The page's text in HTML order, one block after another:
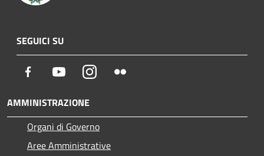
SEGUICI SU
Facebook YoutubeInstagram
AMMINISTRAZIONE
Organi di Governo
Aree Amministrative